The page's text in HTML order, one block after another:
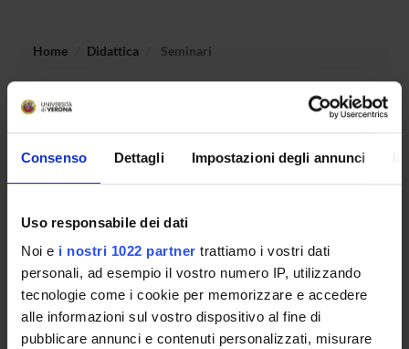
Consenso Dettagli Impostazioni degli annunci
Uso responsabile dei dati
Noi e i nostri 1022 partner trattiamo i vostri dati
personali, ad esempio il vostro numero IP, utilizzando
tecnologie come i cookie per memorizzare e accedere
alle informazioni sul vostro dispositivo al fine di
pubblicare annunci e contenuti personalizzati, misurare
Home Didattica Seminari
Non è stato trovato alcun seminario relativo
all'insegnamento Geografia delle comunicazioni e del
OFFERTA FORMATIVA
CORSI DI STUDIO
DOTTORATI DI RICERCA E FORMAZIONE
SUPERIORE